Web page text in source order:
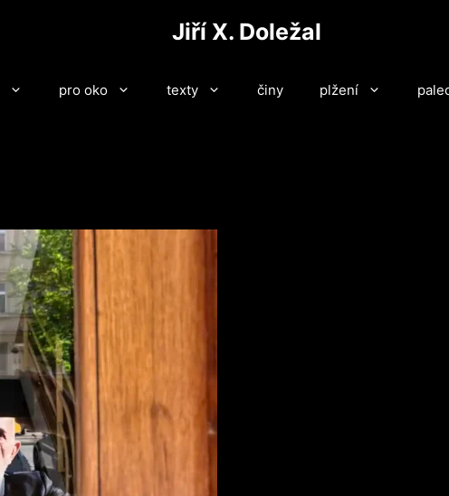
Jiří X. Doležal
pro oko texty činy plžení